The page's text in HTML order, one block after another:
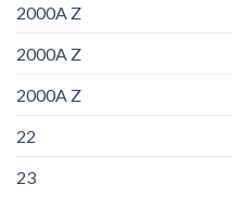
2000A Z
2000A Z
2000A Z
22
23